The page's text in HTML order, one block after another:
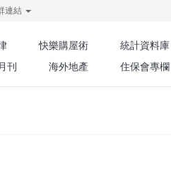
連結
快樂購屋術
統計資料庫
刊 海外地產 住保會專欄